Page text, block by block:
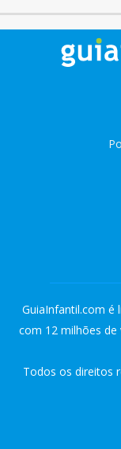
GuiaInfantil.com é
com 12 milhões de
Todos os direitos